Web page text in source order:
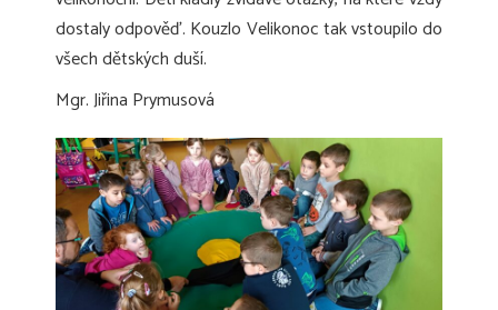
dostaly odpověď. Kouzlo Velikonoc tak vstoupilo do
všech dětských duší.
Mgr. Jiřina Prymusová